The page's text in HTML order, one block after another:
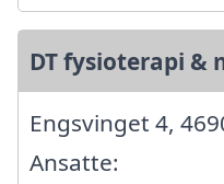
DT fysioterapi &
Engsvinget 4,
Ansatte: